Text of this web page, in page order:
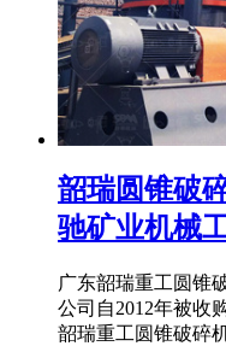
韶瑞圆锥破
驰矿业机械
广东韶瑞重工圆锥
公司自2012年被收
韶瑞重工圆锥破碎